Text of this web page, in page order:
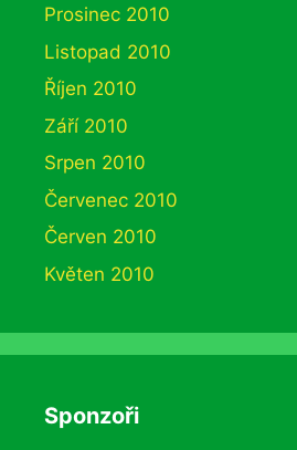
Prosinec 2010
Listopad 2010
Říjen 2010
Září 2010
Srpen 2010
Červenec 2010
Červen 2010
Květen 2010
Sponzoři